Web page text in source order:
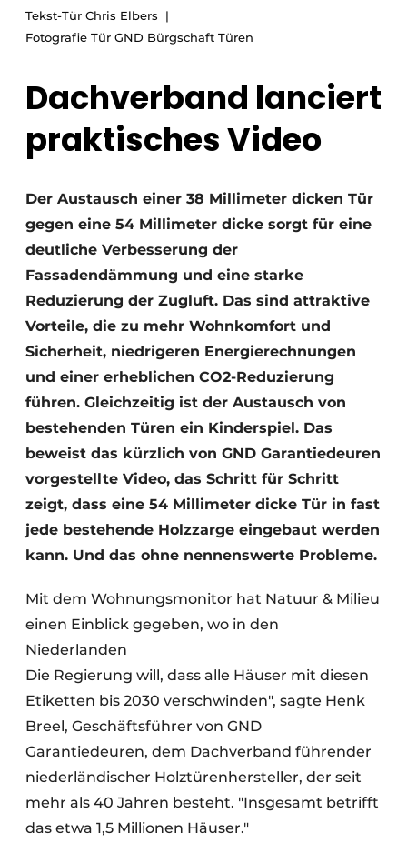
Einladung zu einem Rundtischgespräch - 20 Jahre
Offene Stellen
Videos
Tekst-Tür Chris Elbers
Fotografie Tür GND Bürgschaft Türen
Dachverband lanciert
praktisches Video
Der Austausch einer 38 Millimeter dicken Tür
gegen eine 54 Millimeter dicke sorgt für eine
deutliche Verbesserung der
Fassadendämmung und eine starke
Reduzierung der Zugluft. Das sind attraktive
Vorteile, die zu mehr Wohnkomfort und
Sicherheit, niedrigeren Energierechnungen
und einer erheblichen CO2-Reduzierung
führen. Gleichzeitig ist der Austausch von
bestehenden Türen ein Kinderspiel. Das
beweist das kürzlich von GND Garantiedeuren
vorgestellte Video, das Schritt für Schritt
zeigt, dass eine 54 Millimeter dicke Tür in fast
jede bestehende Holzzarge eingebaut werden
kann. Und das ohne nennenswerte Probleme.
Mit dem Wohnungsmonitor hat Natuur & Milieu
einen Einblick gegeben, wo in den
Niederlanden
Die Regierung will, dass alle Häuser mit diesen
Etiketten bis 2030 verschwinden", sagte Henk
Breel, Geschäftsführer von GND
Garantiedeuren, dem Dachverband führender
niederländischer Holztürenhersteller, der seit
mehr als 40 Jahren besteht. "Insgesamt betrifft
das etwa 1,5 Millionen Häuser."